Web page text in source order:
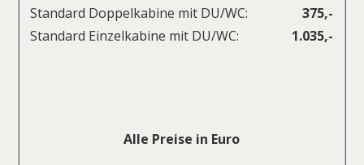
Standard Doppelkabine mit DU/WC:
375,-
Standard Einzelkabine mit DU/WC:
1.035,-
Alle Preise in Euro